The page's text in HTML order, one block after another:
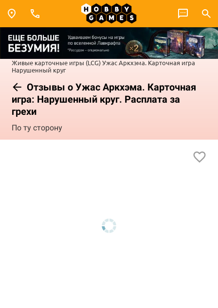
Живые карточные игры (LCG)Ужас Аркхэма. Карточная игра
Нарушенный круг
Отзывы о Ужас Аркхэма. Карточная
игра: Нарушенный круг. Расплата за
грехи
По ту сторону